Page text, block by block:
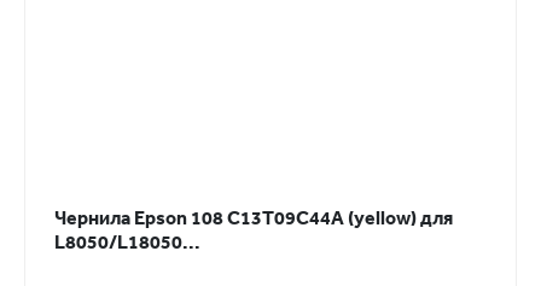
Чернила Epson 108 C13T09C44A (yellow) для
L8050/L18050...